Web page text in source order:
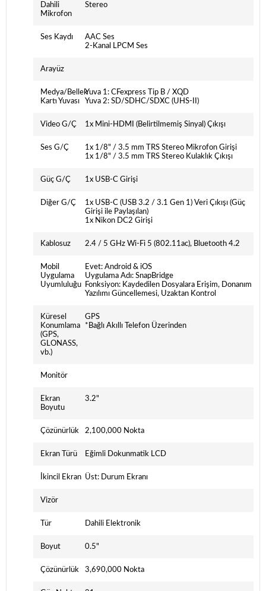
Dahili
Mikrofon
Stereo
Ses Kaydı
AAC Ses
2-Kanal LPCM Ses
Arayüz
Medya/Bellek
Kartı Yuvası
Yuva 1: CFexpress Tip B / XQD
Yuva 2: SD/SDHC/SDXC (UHS-II)
Video G/Ç 1x Mini-HDMI (Belirtilmemiş Sinyal) Çıkışı
Ses G/Ç
1x 1/8" / 3.5 mm TRS Stereo Mikrofon Girişi
1x 1/8" / 3.5 mm TRS Stereo Kulaklık Çıkışı
Güç G/Ç 1x USB-C Girişi
Diğer G/Ç
1x USB-C (USB 3.2 / 3.1 Gen 1) Veri Çıkışı (Güç
Girişi ile Paylaşılan)
1x Nikon DC2 Girişi
Kablosuz 2.4 / 5 GHz Wi-Fi 5 (802.11ac), Bluetooth 4.2
Mobil
Uygulama
Uyumluluğu
Evet: Android & iOS
Uygulama Adı: SnapBridge
Fonksiyon: Kaydedilen Dosyalara Erişim, Donanım
Yazılımı Güncellemesi, Uzaktan Kontrol
Küresel
Konumlama
(GPS,
GLONASS,
vb.)
GPS
*Bağlı Akıllı Telefon Üzerinden
Monitör
Ekran
Boyutu
3.2"
Çözünürlük 2,100,000 Nokta
Ekran Türü Eğimli Dokunmatik LCD
İkincil Ekran Üst: Durum Ekranı
Vizör
Tür Dahili Elektronik
Boyut 0.5"
Çözünürlük 3,690,000 Nokta